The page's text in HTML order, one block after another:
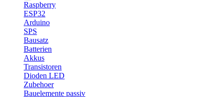
Raspberry
ESP32
Arduino
SPS
Bausatz
Batterien
Akkus
Transistoren
Dioden LED
Zubehoer
Bauelemente passiv